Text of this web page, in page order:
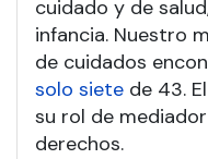
cuidado y de
infancia. Nuestro
de cuidados
solo siete de 43.
su rol de
derechos.